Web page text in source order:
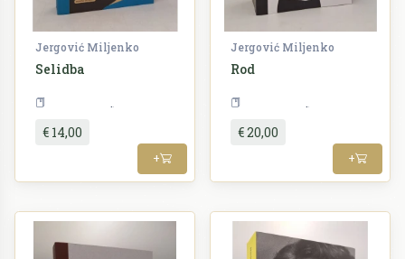
Jergović Miljenko
Selidba
€ 14,00
+
Jergović Miljenko
Rod
€ 20,00
+